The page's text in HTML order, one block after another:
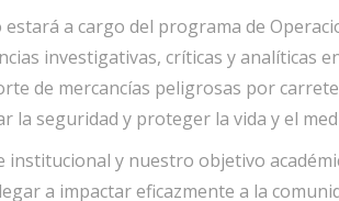
estará a cargo del programa de
investigativas, críticas y analíticas
de mercancías peligrosas por
la seguridad y proteger la vida y el
institucional y nuestro objetivo
a impactar eficazmente a la